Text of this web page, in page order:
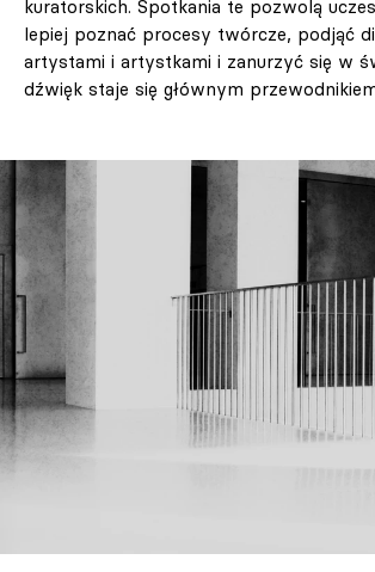
kuratorskich. Spotkania te pozwolą
lepiej poznać procesy twórcze, podjąć
artystami i artystkami i zanurzyć się w
dźwięk staje się głównym